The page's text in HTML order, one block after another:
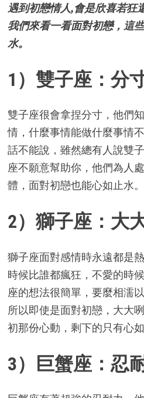
遇到初戀情人,會是欣喜若狂
我們來看一看面對初戀，這
水。
1）雙子座：分
雙子座很會拿捏分寸，他們
情，什麼事情能做什麼事情
話不能說，雖然總有人說雙
座不願意幫助你，他們為人
體，面對初戀也能心如止水。
2）獅子座：大
獅子座面對感情時永遠都是
時候比誰都瘋狂，不愛的時
座的想法很簡單，要麼相濡
所以即使是面對初戀，大大
初那份心動，剩下的只有心如
3）巨蟹座：忍